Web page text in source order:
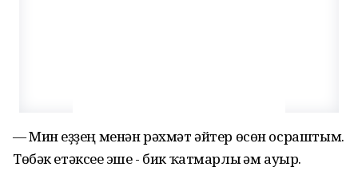
— Мин һеҙҙең менән рәхмәт әйтер өсөн осраштым.
Төбәк етәксеһе эше - бик ҡатмарлы һәм ауыр.